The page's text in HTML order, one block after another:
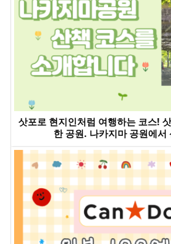
삿포로 현지인처럼 여행하는 코스!
한 공원. 나카지마 공원에서